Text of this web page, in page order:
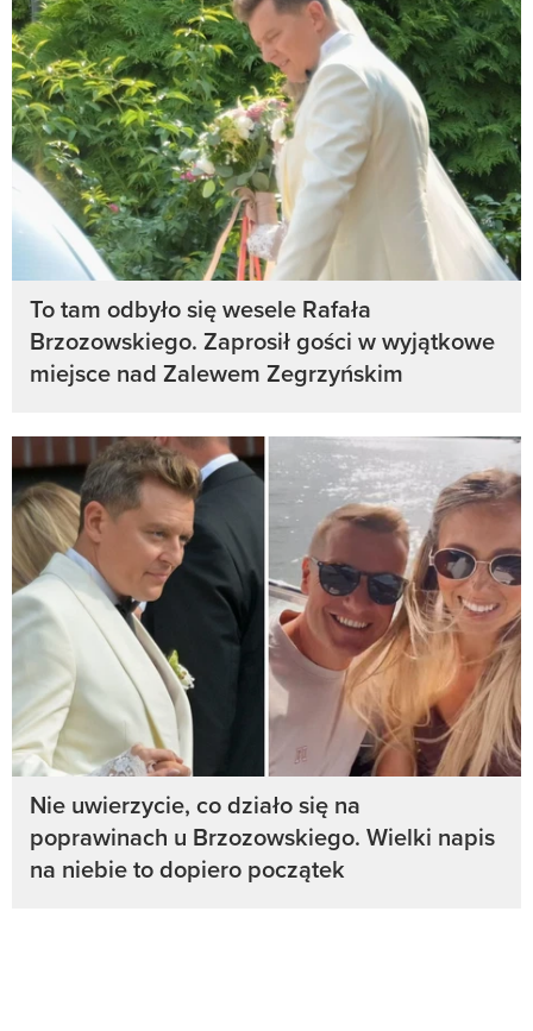
To tam odbyło się wesele Rafała
Brzozowskiego. Zaprosił gości w wyjątkowe
miejsce nad Zalewem Zegrzyńskim
Nie uwierzycie, co działo się na
poprawinach u Brzozowskiego. Wielki napis
na niebie to dopiero początek